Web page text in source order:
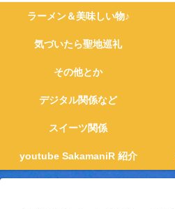
ラーメン＆美味しい物♪
気づいたら聖地巡礼
その他とか
デジタル関係など
スイーツ関係
youtube SakamaniR 紹介